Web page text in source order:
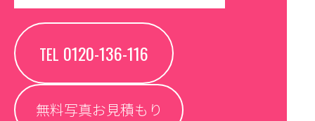
TEL 0120-136-116
無料写真お見積もり